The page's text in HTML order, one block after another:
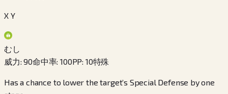
X Y
むし
威力:90命中率:100PP: 10特殊
Has a chance to lower the target’s Special Defense by one